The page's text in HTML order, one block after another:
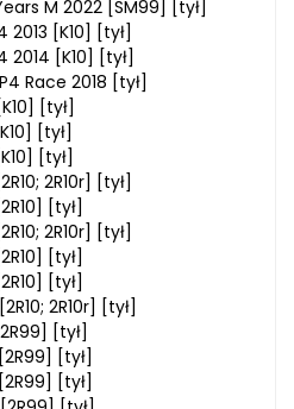
M 2022 [SM99] [tył]
2013 [K10] [tył]
2014 [K10] [tył]
Race 2018 [tył]
[tył]
[tył]
[tył]
2R10r] [tył]
[tył]
2R10r] [tył]
[tył]
[tył]
2R10r] [tył]
[tył]
[tył]
[tył]